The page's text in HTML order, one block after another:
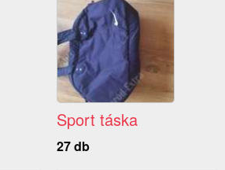
Sport táska
27 db